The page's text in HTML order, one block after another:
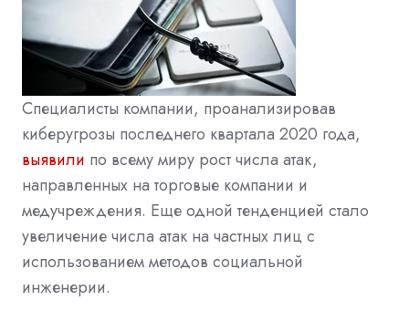
Специалисты компании, проанализировав
киберугрозы последнего квартала 2020 года,
выявили по всему миру рост числа атак,
направленных на торговые компании и
медучреждения. Еще одной тенденцией стало
увеличение числа атак на частных лиц с
использованием методов социальной
инженерии.